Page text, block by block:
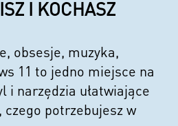
I KOCHASZ
obsesje, muzyka,
11 to jedno miejsce na
i narzędzia ułatwiające
potrzebujesz w